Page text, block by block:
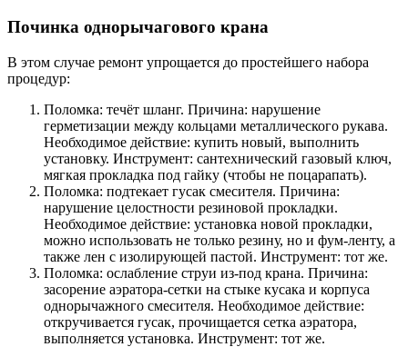
Починка однорычагового крана
В этом случае ремонт упрощается до простейшего набора
процедур:
Поломка: течёт шланг. Причина: нарушение
герметизации между кольцами металлического рукава.
Необходимое действие: купить новый, выполнить
установку. Инструмент: сантехнический газовый ключ,
мягкая прокладка под гайку (чтобы не поцарапать).
Поломка: подтекает гусак смесителя. Причина:
нарушение целостности резиновой прокладки.
Необходимое действие: установка новой прокладки,
можно использовать не только резину, но и фум-ленту, а
также лен с изолирующей пастой. Инструмент: тот же.
Поломка: ослабление струи из-под крана. Причина:
засорение аэратора-сетки на стыке кусака и корпуса
однорычажного смесителя. Необходимое действие:
откручивается гусак, прочищается сетка аэратора,
выполняется установка. Инструмент: тот же.